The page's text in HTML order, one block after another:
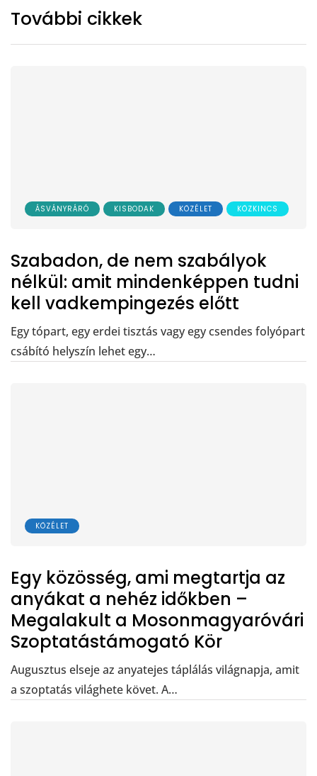
További cikkek
ÁSVÁNYRÁRÓ KISBODAK KÖZÉLET KÖZKINCS
Szabadon, de nem szabályok
nélkül: amit mindenképpen tudni
kell vadkempingezés előtt
Egy tópart, egy erdei tisztás vagy egy csendes folyópart
csábító helyszín lehet egy…
KÖZÉLET
Egy közösség, ami megtartja az
anyákat a nehéz időkben –
Megalakult a Mosonmagyaróvári
Szoptatástámogató Kör
Augusztus elseje az anyatejes táplálás világnapja, amit
a szoptatás világhete követ. A…